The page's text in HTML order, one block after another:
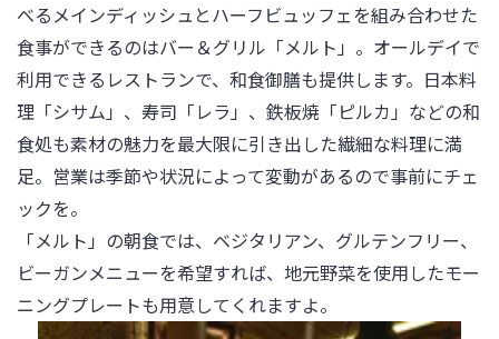
べるメインディッシュとハーフビュッフェを組み合わせた
食事ができるのはバー＆グリル「メルト」。オールデイで
利用できるレストランで、和食御膳も提供します。日本料
理「シサム」、寿司「レラ」、鉄板焼「ピルカ」などの和
食処も素材の魅力を最大限に引き出した繊細な料理に満
足。営業は季節や状況によって変動があるので事前にチェ
ックを。
「メルト」の朝食では、ベジタリアン、グルテンフリー、
ビーガンメニューを希望すれば、地元野菜を使用したモー
ニングプレートも用意してくれますよ。